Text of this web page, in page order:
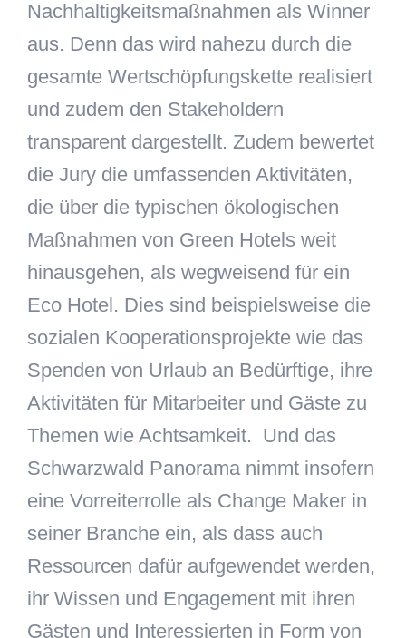
Nachhaltigkeitsmaßnahmen als Winner
aus. Denn das wird nahezu durch die
gesamte Wertschöpfungskette realisiert
und zudem den Stakeholdern
transparent dargestellt. Zudem bewertet
die Jury die umfassenden Aktivitäten,
die über die typischen ökologischen
Maßnahmen von Green Hotels weit
hinausgehen, als wegweisend für ein
Eco Hotel. Dies sind beispielsweise die
sozialen Kooperationsprojekte wie das
Spenden von Urlaub an Bedürftige, ihre
Aktivitäten für Mitarbeiter und Gäste zu
Themen wie Achtsamkeit. Und das
Schwarzwald Panorama nimmt insofern
eine Vorreiterrolle als Change Maker in
seiner Branche ein, als dass auch
Ressourcen dafür aufgewendet werden,
ihr Wissen und Engagement mit ihren
Gästen und Interessierten in Form von